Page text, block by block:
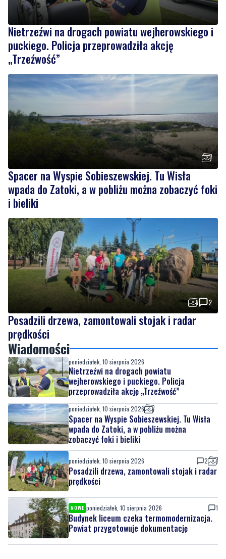
Nietrzeźwi na drogach powiatu wejherowskiego i
puckiego. Policja przeprowadziła akcję
„Trzeźwość”
Spacer na Wyspie Sobieszewskiej. Tu Wisła
wpada do Zatoki, a w pobliżu można zobaczyć foki
i bieliki
2
Posadzili drzewa, zamontowali stojak i radar
prędkości
Wiadomości
poniedziałek, 10 sierpnia 2026
Nietrzeźwi na drogach powiatu
wejherowskiego i puckiego. Policja
przeprowadziła akcję „Trzeźwość”
poniedziałek, 10 sierpnia 2026
Spacer na Wyspie Sobieszewskiej. Tu Wisła
wpada do Zatoki, a w pobliżu można
zobaczyć foki i bieliki
poniedziałek, 10 sierpnia 2026 2
Posadzili drzewa, zamontowali stojak i radar
prędkości
NOWE poniedziałek, 10 sierpnia 2026 1
Budynek liceum czeka termomodernizacja.
Powiat przygotowuje dokumentację